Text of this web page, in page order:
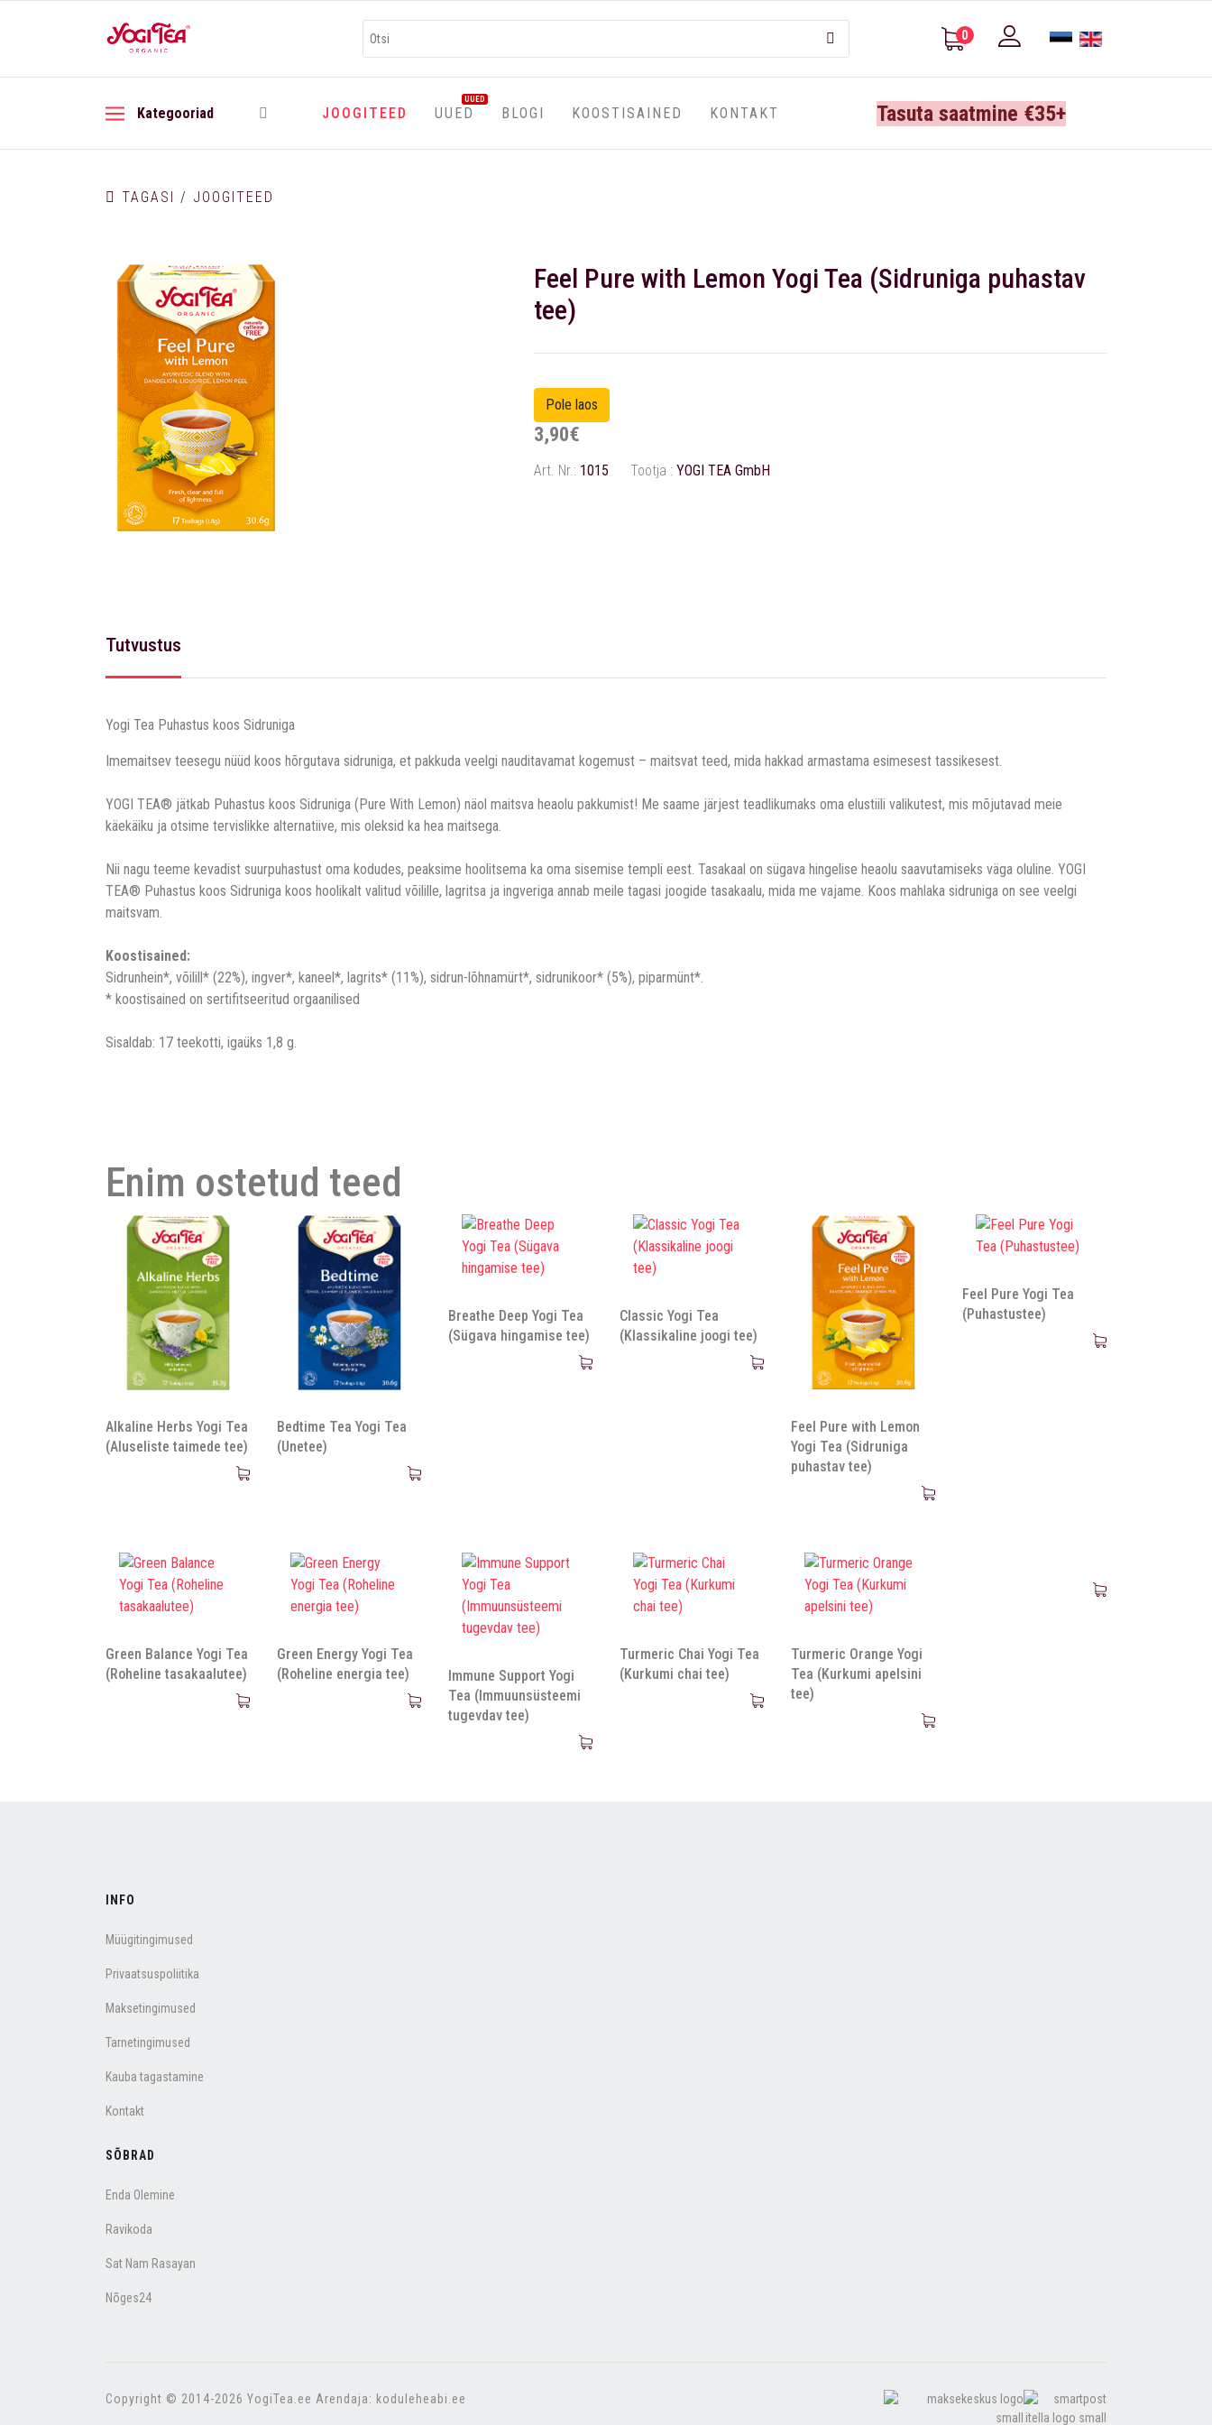
0
Kategooriad JOOGITEED UUED
UUED
BLOGI KOOSTISAINED KONTAKT Tasuta saatmine €35+
TAGASI / JOOGITEED
Feel Pure with Lemon Yogi Tea (Sidruniga puhastav
tee)
3,90€
Art. Nr.: 1015 Tootja : YOGI TEA GmbH
Tutvustus
Yogi Tea Puhastus koos Sidruniga
Imemaitsev teesegu nüüd koos hõrgutava sidruniga, et pakkuda veelgi nauditavamat kogemust – maitsvat teed, mida hakkad armastama esimesest tassikesest.
YOGI TEA® jätkab Puhastus koos Sidruniga (Pure With Lemon) näol maitsva heaolu pakkumist! Me saame järjest teadlikumaks oma elustiili valikutest, mis mõjutavad meie
käekäiku ja otsime tervislikke alternatiive, mis oleksid ka hea maitsega.
Nii nagu teeme kevadist suurpuhastust oma kodudes, peaksime hoolitsema ka oma sisemise templi eest. Tasakaal on sügava hingelise heaolu saavutamiseks väga oluline. YOGI
TEA® Puhastus koos Sidruniga koos hoolikalt valitud võilille, lagritsa ja ingveriga annab meile tagasi joogide tasakaalu, mida me vajame. Koos mahlaka sidruniga on see veelgi
maitsvam.
Koostisained:
Sidrunhein*, võilill* (22%), ingver*, kaneel*, lagrits* (11%), sidrun-lõhnamürt*, sidrunikoor* (5%), piparmünt*.
* koostisained on sertifitseeritud orgaanilised
Sisaldab: 17 teekotti, igaüks 1,8 g.
Enim ostetud teed
Alkaline Herbs Yogi Tea
(Aluseliste taimede tee)
Bedtime Tea Yogi Tea
(Unetee)
Breathe Deep Yogi Tea
(Sügava hingamise tee)
Classic Yogi Tea
(Klassikaline joogi tee)
Feel Pure with Lemon
Yogi Tea (Sidruniga
puhastav tee)
Feel Pure Yogi Tea
(Puhastustee)
Green Balance Yogi Tea
(Roheline tasakaalutee)
Green Energy Yogi Tea
(Roheline energia tee)
Immune Support Yogi
Tea (Immuunsüsteemi
tugevdav tee)
Turmeric Chai Yogi Tea
(Kurkumi chai tee)
Turmeric Orange Yogi
Tea (Kurkumi apelsini
tee)
INFO
Müügitingimused
Privaatsuspoliitika
Maksetingimused
Tarnetingimused
Kauba tagastamine
Kontakt
SÕBRAD
Enda Olemine
Ravikoda
Sat Nam Rasayan
Nõges24
Copyright © 2014-2026 YogiTea.ee Arendaja: koduleheabi.ee